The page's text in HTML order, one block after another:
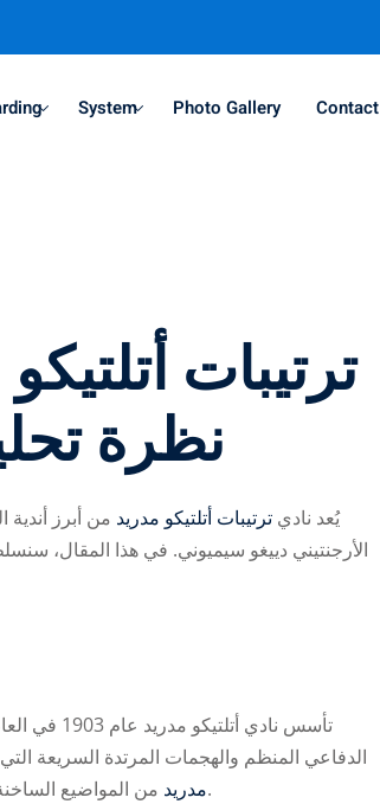
System Photo Gallery Contact
ترتيبات
نظرة
يُعد نادي ترتيبات أتلتيكو مدريد من أبرز
الأرجنتيني دييغو سيميوني. في هذا المقال،
تأسس
الدفاعي المنظم والهجمات المرتدة السريعة
مدريدمن المواضيع الساخنة في الصحافة الرياضية نظرًا لتطوره المستمر ومنافسته القوية لريال مدريد وبرشلونة.
an account?Sign up